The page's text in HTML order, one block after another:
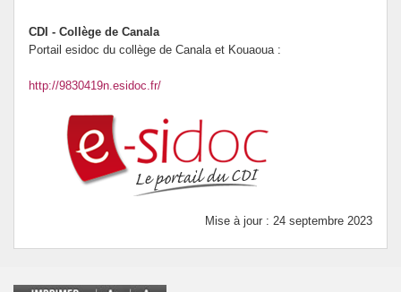
CDI - Collège de Canala
Portail esidoc du collège de Canala et Kouaoua :
http://9830419n.esidoc.fr/
Mise à jour : 24 septembre 2023